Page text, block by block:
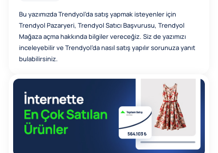
Bu yazımızda Trendyol’da satış yapmak isteyenler için
Trendyol Pazaryeri, Trendyol Satıcı Başvurusu, Trendyol
Mağaza açma hakkında bilgiler vereceğiz. Siz de yazımızı
inceleyebilir ve Trendyol’da nasıl satış yapılır sorunuza yanıt
bulabilirsiniz.